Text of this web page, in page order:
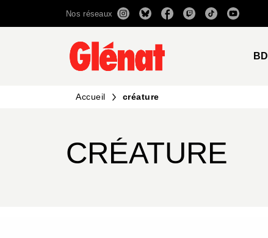
RECHERCHE CONTENU
Nos réseaux
BD
Accueil créature
CRÉATURE